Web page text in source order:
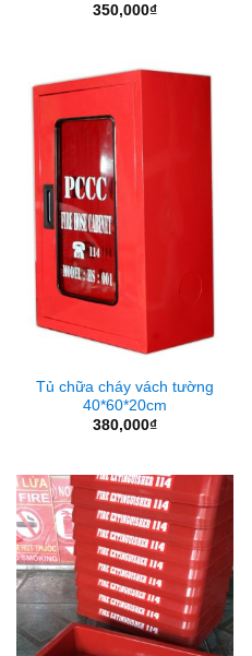
350,000₫
Tủ chữa cháy vách tường
40*60*20cm
380,000₫